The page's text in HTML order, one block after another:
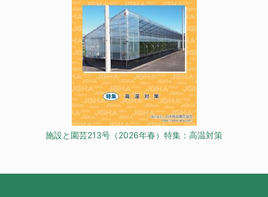
施設と園芸213号（2026年春）特集：高温対策